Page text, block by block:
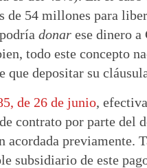
de 54 millones para
donar ese dinero a
todo este concepto
que depositar su
de 26 de junio,
contrato por parte del
acordada previamente.
subsidiario de este